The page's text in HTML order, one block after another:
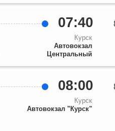
07:40
Курск
Автовокзал
Центральный
08:00
Курск
Автовокзал "Курск"